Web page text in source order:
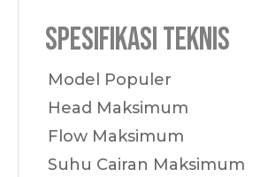
Spesifikasi Teknis
Model Populer
Head Maksimum
Flow Maksimum
Suhu Cairan Maksimum